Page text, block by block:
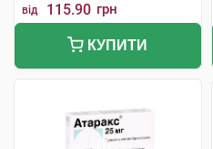
від 115.90 грн
КУПИТИ